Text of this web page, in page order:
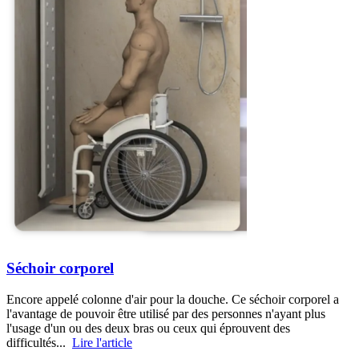
Séchoir corporel
Encore appelé colonne d'air pour la douche. Ce séchoir corporel a
l'avantage de pouvoir être utilisé par des personnes n'ayant plus
l'usage d'un ou des deux bras ou ceux qui éprouvent des
difficultés... Lire l'article